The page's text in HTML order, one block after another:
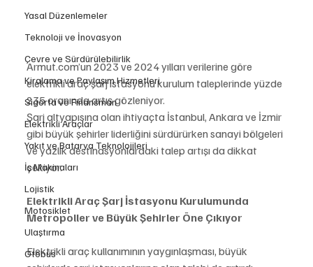
Yasal Düzenlemeler
Teknoloji ve İnovasyon
Çevre ve Sürdürülebilirlik
Kiralama ve Paylaşım Hizmetleri
Sigorta ve Finansman
Elektrikli Araçlar
Yakıt ve Batarya Teknolojileri
İş Makinaları
Lojistik
Motosiklet
Ulaştırma
Otobüs
Armut.com’un 2023 ve 2024 yılları verilerine göre
elektrikli araç şarj istasyonu kurulum taleplerinde yüzde
235 oranında artış gözleniyor.
Şarj altyapısına olan ihtiyaçta İstanbul, Ankara ve İzmir
gibi büyük şehirler liderliğini sürdürürken sanayi bölgeleri
ve yazlık destinasyonlardaki talep artışı da dikkat
çekiyor.
Elektrikli Araç Şarj İstasyonu Kurulumunda
Metropoller ve Büyük Şehirler Öne Çıkıyor
Elektrikli araç kullanımının yaygınlaşması, büyük